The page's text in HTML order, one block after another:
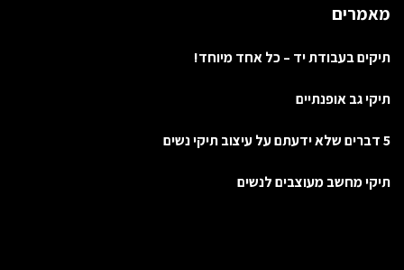
מאמרים
תיקים בעבודת יד – כל אחד מיוחד!
תיקי גב אופנתיים
5 דברים שלא ידעתם על עיצוב תיקי נשים
תיקי מחשב מעוצבים לנשים